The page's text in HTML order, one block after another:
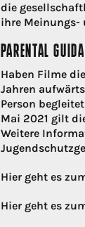
die
ihre Meinungs-
PARENTAL
Haben Filme
Jahren
Person
Mai 2021 gilt
Weitere
Hier geht es
Hier geht es